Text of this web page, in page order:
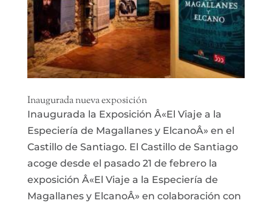
Inaugurada nueva exposición
Inaugurada la Exposición Â«El Viaje a la
Especiería de Magallanes y ElcanoÂ» en el
Castillo de Santiago. El Castillo de Santiago
acoge desde el pasado 21 de febrero la
exposición Â«El Viaje a la Especiería de
Magallanes y ElcanoÂ» en colaboración con